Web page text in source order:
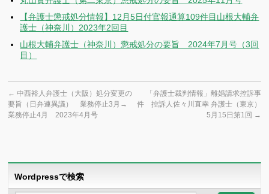
【弁護士懲戒処分情報】12月5日付官報通算109件目山根大輔弁
護士（神奈川）2023年2回目
山根大輔弁護士（神奈川）懲戒処分の要旨 2024年7月号（3回
目）
← 中西裕人弁護士（大阪）処分変更の
要旨（日弁連異議） 業務停止3月→
業務停止4月 2023年4月号
「弁護士裁判情報」離婚請求控訴事
件 控訴人佐々川直幸 弁護士（東京）
5月15日第1回 →
Wordpressで検索